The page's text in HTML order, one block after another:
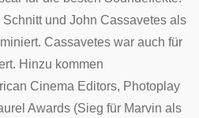
und John Cassavetes als
Cassavetes war auch für
Hinzu kommen
Cinema Editors, Photoplay
Awards (Sieg für Marvin als